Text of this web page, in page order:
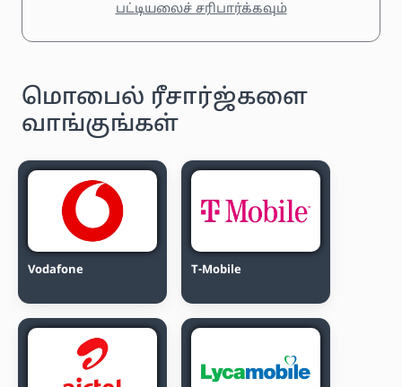
பட்டியலைச் சரிபார்க்கவும்
மொபைல் ரீசார்ஜ்களை
வாங்குங்கள்
Vodafone T-Mobile